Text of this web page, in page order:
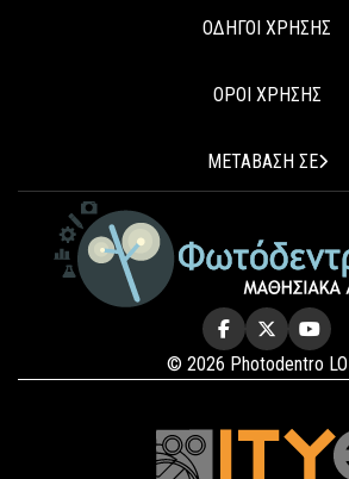
ΟΔΗΓΟΙ ΧΡΗΣΗΣ
ΟΡΟΙ ΧΡΗΣΗΣ
ΜΕΤΑΒΑΣΗ ΣΕ
© 2026 Photodentro